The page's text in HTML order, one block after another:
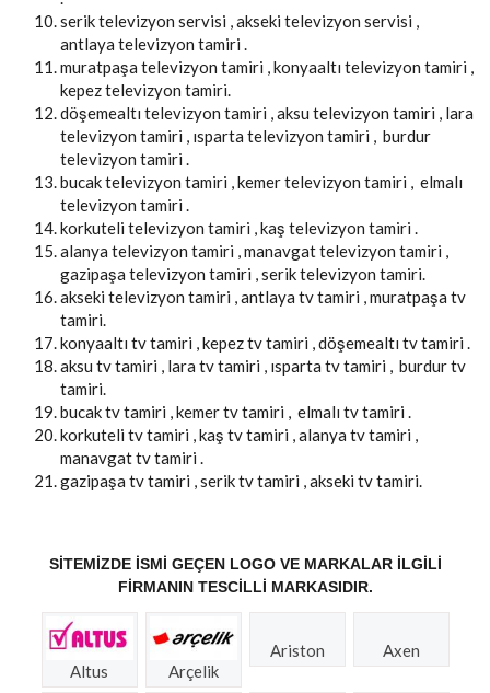
serik televizyon servisi , akseki televizyon servisi ,
antlaya televizyon tamiri .
muratpaşa televizyon tamiri , konyaaltı televizyon tamiri ,
kepez televizyon tamiri.
döşemealtı televizyon tamiri , aksu televizyon tamiri , lara
televizyon tamiri , ısparta televizyon tamiri , burdur
televizyon tamiri .
bucak televizyon tamiri , kemer televizyon tamiri , elmalı
televizyon tamiri .
korkuteli televizyon tamiri , kaş televizyon tamiri .
alanya televizyon tamiri , manavgat televizyon tamiri ,
gazipaşa televizyon tamiri , serik televizyon tamiri.
akseki televizyon tamiri , antlaya tv tamiri , muratpaşa tv
tamiri.
konyaaltı tv tamiri , kepez tv tamiri , döşemealtı tv tamiri .
aksu tv tamiri , lara tv tamiri , ısparta tv tamiri , burdur tv
tamiri.
bucak tv tamiri , kemer tv tamiri , elmalı tv tamiri .
korkuteli tv tamiri , kaş tv tamiri , alanya tv tamiri ,
manavgat tv tamiri .
gazipaşa tv tamiri , serik tv tamiri , akseki tv tamiri.
SITEMIZDE ISMI GEÇEN LOGO VE MARKALAR ILGILI
FIRMANIN TESCILLI MARKASIDIR.
Altus Arçelik
Ariston Axen